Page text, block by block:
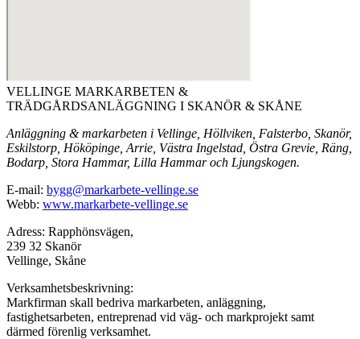
VELLINGE MARKARBETEN &
TRÄDGÅRDSANLÄGGNING I SKANÖR & SKÅNE
Anläggning & markarbeten i Vellinge, Höllviken, Falsterbo, Skanör,
Eskilstorp, Hököpinge, Arrie, Västra Ingelstad, Östra Grevie, Räng,
Bodarp, Stora Hammar, Lilla Hammar och Ljungskogen.
E-mail: bygg@markarbete-vellinge.se
Webb: www.markarbete-vellinge.se
Adress: Rapphönsvägen,
239 32 Skanör
Vellinge, Skåne
Verksamhetsbeskrivning:
Markfirman skall bedriva markarbeten, anläggning,
fastighetsarbeten, entreprenad vid väg- och markprojekt samt
därmed förenlig verksamhet.